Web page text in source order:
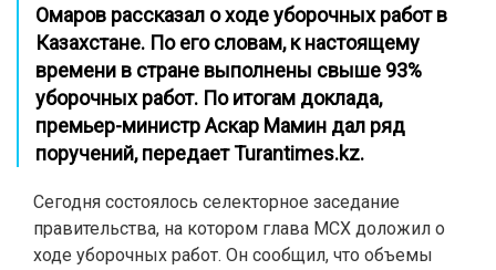
Омаров рассказал о ходе уборочных работ в
Казахстане. По его словам, кнастоящему
времени в стране выполнены свыше 93%
уборочных работ. По итогам доклада,
премьер-министр Аскар Мамин дал ряд
поручений, передаетTurantimes.kz.
Сегодня состоялось селекторное заседание
правительства, на котором глава МСХ доложил о
ходе уборочных работ. Он сообщил, что объемы